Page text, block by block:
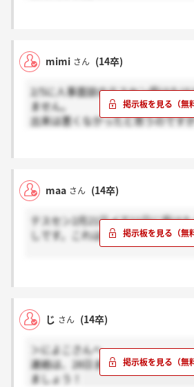
mimi さん (14卒)
2/5に人事面談のテスセン受けた
ません。
出来は悪くなかったと思うのです
い回すのは危険ということですか
周りでも通っている子あまり聞きま
maa さん (14卒)
テスセン2月21日〆で11日に受け
しです。これは〆後に来るものな
じ さん (14卒)
＞によこさんへ
連絡は、28日まででしたっけ？も
ましょう！